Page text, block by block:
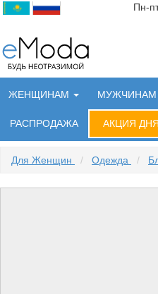
Пн-
ЖЕНЩИНАМ МУЖЧИНАМ
РАСПРОДАЖА АКЦИЯ ДНЯ
Для Женщин / Одежда /